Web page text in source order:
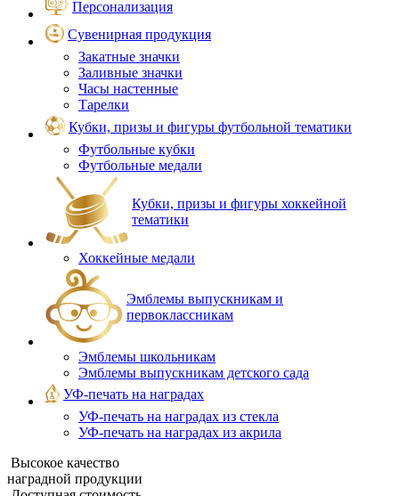
Персонализация
Сувенирная продукция
Закатные значки
Заливные значки
Часы настенные
Тарелки
Кубки, призы и фигуры футбольной тематики
Футбольные кубки
Футбольные медали
Кубки, призы и фигуры хоккейной
тематики
Хоккейные медали
Эмблемы выпускникам и
первоклассникам
Эмблемы школьникам
Эмблемы выпускникам детского сада
УФ-печать на наградах
УФ‑печать на наградах из стекла
УФ-печать на наградах из акрила
Высокое качество
наградной продукции